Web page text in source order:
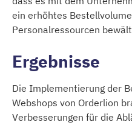
ein erhöhtes
Personalressourcen
Ergebnisse
Die Implementierung der
Webshops von Orderlion
Verbesserungen für die